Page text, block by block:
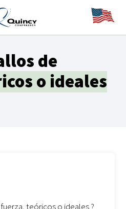
de
o ideales
teóricos o ideales ?